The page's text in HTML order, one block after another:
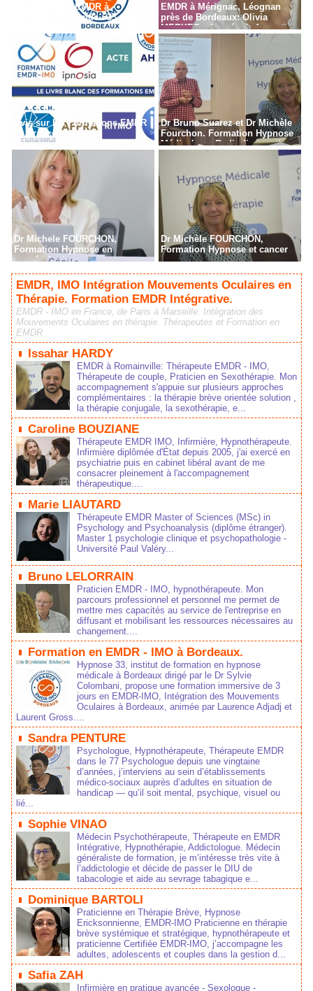
Formation en EMDR à
Bordeaux - Gironde - 33
EMDR à Mérignac, Léognan
près de Bordeaux: Olivia
MERKES, chargée de formation
Avis sur les Formations EMDR
en France
Dr Bruno Suarez et Dr Michèle
Fourchon. Formation Hypnose
Médicale en Radiodiagnostic,
Dr Michele FOURCHON,
Formation Hypnose en
cancérologie
Dr Michèle FOURCHON,
Formation Hypnose et cancer
EMDR, IMO Intégration Mouvements Oculaires en
Thérapie. Formation EMDR Intégrative.
EMDR - IMO en France, de Paris à Marseille. Intégration des
Mouvements Oculaires en thérapie. Thérapeutes et Formation en
EMDR
Issahar HARDY
EMDR à Romainville: Thérapeute EMDR - IMO,
Thérapeute de couple, Praticien en Sexothérapie. Mon
accompagnement s'appuie sur plusieurs approches
complémentaires : la thérapie brève orientée solution ,
la thérapie conjugale, la sexothérapie, e...
Caroline BOUZIANE
Thérapeute EMDR IMO, Infirmière, Hypnothérapeute.
Infirmière diplômée d'État depuis 2005, j'ai exercé en
psychiatrie puis en cabinet libéral avant de me
consacrer pleinement à l'accompagnement
thérapeutique....
Marie LIAUTARD
Thérapeute EMDR Master of Sciences (MSc) in
Psychology and Psychoanalysis (diplôme étranger).
Master 1 psychologie clinique et psychopathologie -
Université Paul Valéry...
Bruno LELORRAIN
Praticien EMDR - IMO, hypnothérapeute. Mon
parcours professionnel et personnel me permet de
mettre mes capacités au service de l'entreprise en
diffusant et mobilisant les ressources nécessaires au
changement....
Formation en EMDR - IMO à Bordeaux.
Hypnose 33, institut de formation en hypnose
médicale à Bordeaux dirigé par le Dr Sylvie
Colombani, propose une formation immersive de 3
jours en EMDR-IMO, Intégration des Mouvements
Oculaires à Bordeaux, animée par Laurence Adjadj et
Laurent Gross....
Sandra PENTURE
Psychologue, Hypnothérapeute, Thérapeute EMDR
dans le 77 Psychologue depuis une vingtaine
d’années, j’interviens au sein d’établissements
médico‑sociaux auprès d’adultes en situation de
handicap — qu’il soit mental, psychique, visuel ou
lié...
Sophie VINAO
Médecin Psychothérapeute, Thérapeute en EMDR
Intégrative, Hypnothérapie, Addictologue. Médecin
généraliste de formation, je m’intéresse très vite à
l’addictologie et décide de passer le DIU de
tabacologie et aide au sevrage tabagique e...
Dominique BARTOLI
Praticienne en Thérapie Brève, Hypnose
Ericksonnienne, EMDR-IMO Praticienne en thérapie
brève systémique et stratégique, hypnothérapeute et
praticienne Certifiée EMDR-IMO, j’accompagne les
adultes, adolescents et couples dans la gestion d...
Safia ZAH
Infirmière en pratique avancée - Sexologue -